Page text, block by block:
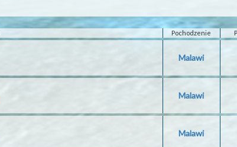
Pochodzenie
Malawi
Malawi
Malawi